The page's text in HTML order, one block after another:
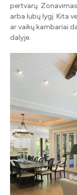
pertvarų.
arba lubų lygį. Kita
ar vaikų kambariai
dalyje.